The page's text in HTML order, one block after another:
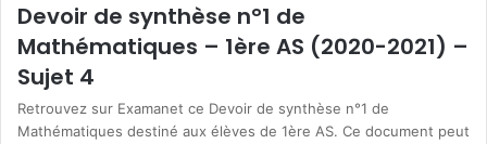
Devoir de synthèse n°1 de
Mathématiques – 1ère AS (2020-2021) –
Sujet 4
Retrouvez sur Examanet ce Devoir de synthèse n°1 de
Mathématiques destiné aux élèves de 1ère AS. Ce document peut